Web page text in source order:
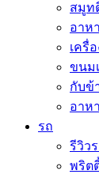
สมูท
อาห
เครื่
ขนม
กับข้
อาห
รถ
รีวิว
พริต